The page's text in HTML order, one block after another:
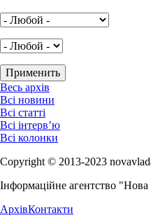
Весь архів
Всі новини
Всі статті
Всі інтерв’ю
Всі колонки
Copyright © 2013-2023
Інформаційне агентство
АрхівКонтакти